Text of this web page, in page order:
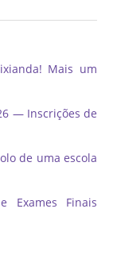
Mais um
— Inscrições de
de uma escola
Exames Finais